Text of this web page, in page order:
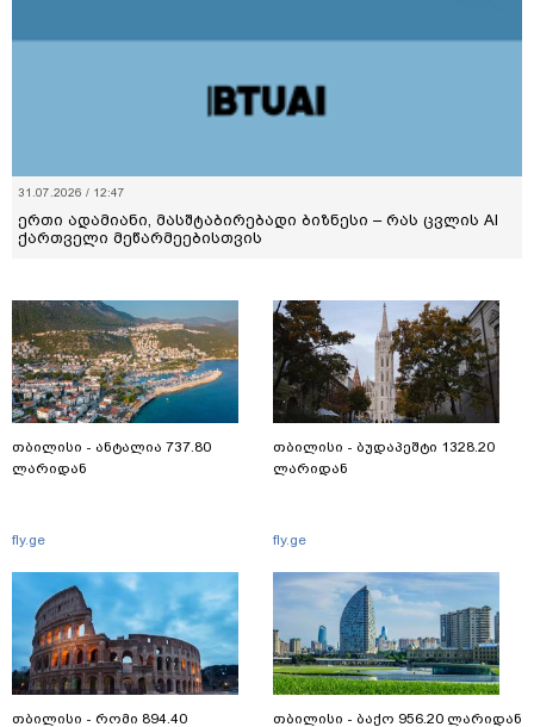
31.07.2026 / 12:47
ერთი ადამიანი, მასშტაბირებადი ბიზნესი – რას ცვლის AI
ქართველი მეწარმეებისთვის
თბილისი - ანტალია 737.80
ლარიდან
fly.ge
თბილისი - რომი 894.40
თბილისი - ბუდაპეშტი 1328.20
ლარიდან
fly.ge
თბილისი - ბაქო 956.20 ლარიდან